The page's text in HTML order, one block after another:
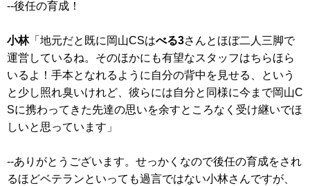
--後任の育成！
小林「地元だと既に岡山CSはべる3さんとほぼ二人三脚で
運営しているね。そのほかにも有望なスタッフはちらほら
いるよ！手本となれるように自分の背中を見せる、という
と少し照れ臭いけれど、彼らには自分と同様に今まで岡山C
Sに携わってきた先達の思いを余すところなく受け継いでほ
しいと思っています」
--ありがとうございます。せっかくなので後任の育成をされ
るほどベテランといっても過言ではない小林さんですが、